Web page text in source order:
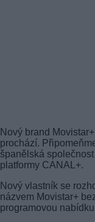
Nový brand
prochází.
španělská
platformy CANAL+.
Nový vlastník se
názvem Movistar+
programovou